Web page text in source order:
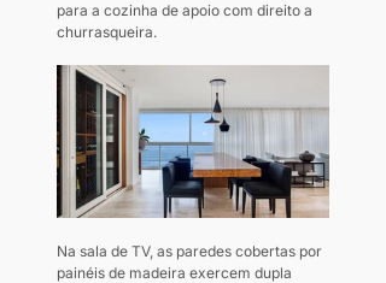
para a cozinha de apoio com direito a
churrasqueira.
Na sala de TV, as paredes cobertas por
painéis de madeira exercem dupla